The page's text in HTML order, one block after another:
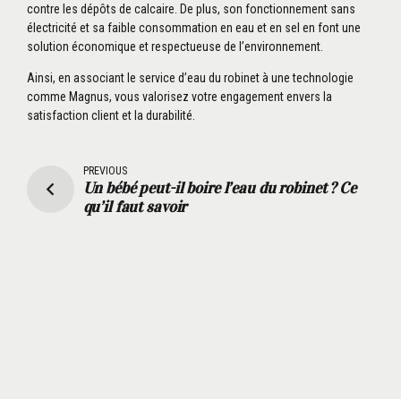
contre les dépôts de calcaire. De plus, son fonctionnement sans
électricité et sa faible consommation en eau et en sel en font une
solution économique et respectueuse de l’environnement.
Ainsi, en associant le service d’eau du robinet à une technologie
comme Magnus, vous valorisez votre engagement envers la
satisfaction client et la durabilité.
PREVIOUS
Un bébé peut-il boire l’eau du robinet ? Ce
qu’il faut savoir